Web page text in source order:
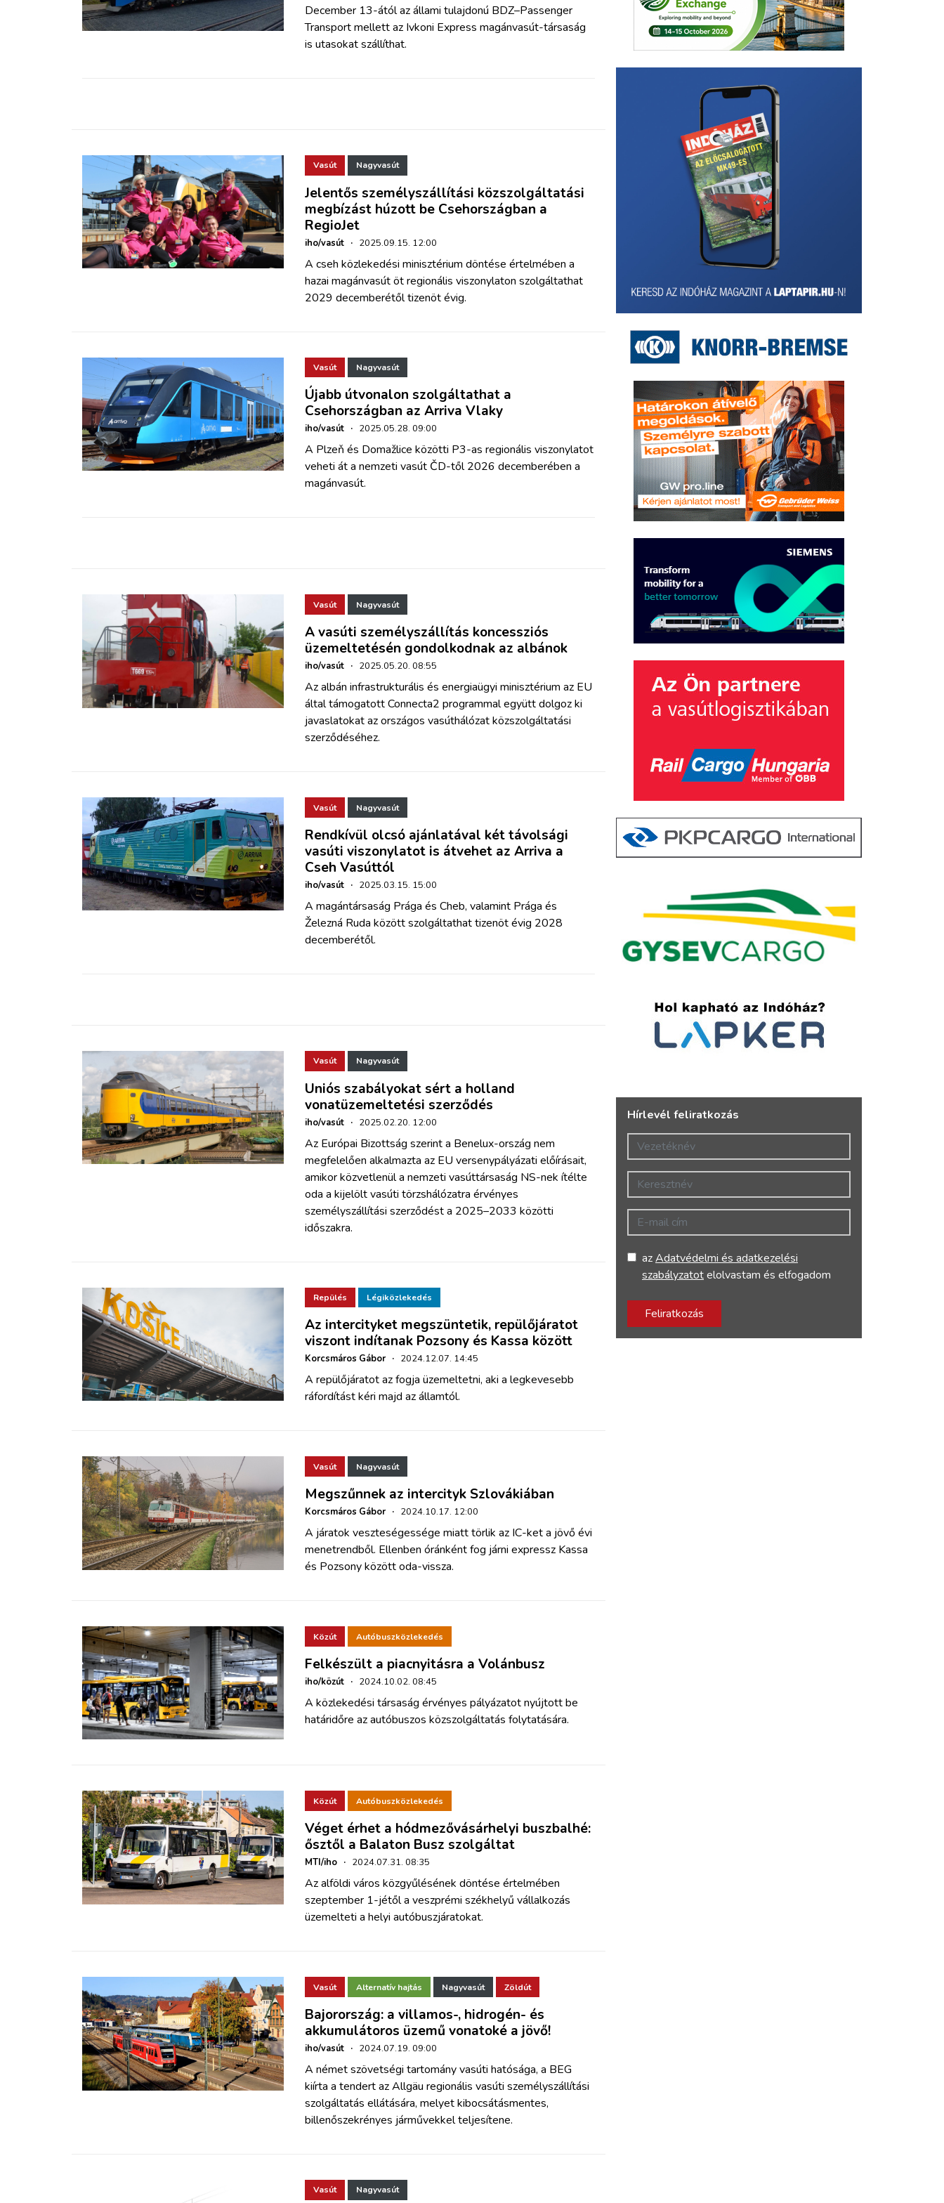
WEBSHOP
BELÉPÉS
REGISZTRÁCIÓ
December 13-ától az állami tulajdonú BDZ–Passenger
Transport mellett az Ivkoni Express magánvasút-társaság
is utasokat szállíthat.
Vasút Nagyvasút
Jelentős személyszállítási közszolgáltatási
megbízást húzott be Csehországban a
RegioJet
iho/vasút · 2025.09.15. 12:00
A cseh közlekedési minisztérium döntése értelmében a
hazai magánvasút öt regionális viszonylaton szolgáltathat
2029 decemberétől tizenöt évig.
Vasút Nagyvasút
Újabb útvonalon szolgáltathat a
Csehországban az Arriva Vlaky
iho/vasút · 2025.05.28. 09:00
A Plzeň és Domažlice közötti P3-as regionális viszonylatot
veheti át a nemzeti vasút ČD-től 2026 decemberében a
magánvasút.
Vasút Nagyvasút
A vasúti személyszállítás koncessziós
üzemeltetésén gondolkodnak az albánok
iho/vasút · 2025.05.20. 08:55
Az albán infrastrukturális és energiaügyi minisztérium az EU
által támogatott Connecta2 programmal együtt dolgoz ki
javaslatokat az országos vasúthálózat közszolgáltatási
szerződéséhez.
Vasút Nagyvasút
Rendkívül olcsó ajánlatával két távolsági
vasúti viszonylatot is átvehet az Arriva a
Cseh Vasúttól
iho/vasút · 2025.03.15. 15:00
A magántársaság Prága és Cheb, valamint Prága és
Železná Ruda között szolgáltathat tizenöt évig 2028
decemberétől.
Vasút Nagyvasút
Uniós szabályokat sért a holland
vonatüzemeltetési szerződés
iho/vasút · 2025.02.20. 12:00
Az Európai Bizottság szerint a Benelux-ország nem
megfelelően alkalmazta az EU versenypályázati előírásait,
amikor közvetlenül a nemzeti vasúttársaság NS-nek ítélte
oda a kijelölt vasúti törzshálózatra érvényes
személyszállítási szerződést a 2025–2033 közötti
időszakra.
Repülés Légiközlekedés
Az intercityket megszüntetik, repülőjáratot
viszont indítanak Pozsony és Kassa között
Korcsmáros Gábor · 2024.12.07. 14:45
A repülőjáratot az fogja üzemeltetni, aki a legkevesebb
ráfordítást kéri majd az államtól.
Vasút Nagyvasút
Megszűnnek az intercityk Szlovákiában
Korcsmáros Gábor · 2024.10.17. 12:00
A járatok veszteségessége miatt törlik az IC-ket a jövő évi
menetrendből. Ellenben óránként fog járni expressz Kassa
és Pozsony között oda-vissza.
Közút Autóbuszközlekedés
Felkészült a piacnyitásra a Volánbusz
iho/közút · 2024.10.02. 08:45
A közlekedési társaság érvényes pályázatot nyújtott be
határidőre az autóbuszos közszolgáltatás folytatására.
Közút Autóbuszközlekedés
Véget érhet a hódmezővásárhelyi buszbalhé:
ősztől a Balaton Busz szolgáltat
MTI/iho · 2024.07.31. 08:35
Az alföldi város közgyűlésének döntése értelmében
szeptember 1-jétől a veszprémi székhelyű vállalkozás
üzemelteti a helyi autóbuszjáratokat.
Vasút Alternatív hajtás Nagyvasút Zöldút
Bajorország: a villamos-, hidrogén- és
akkumulátoros üzemű vonatoké a jövő!
iho/vasút · 2024.07.19. 09:00
A német szövetségi tartomány vasúti hatósága, a BEG
kiírta a tendert az Allgäu regionális vasúti személyszállítási
szolgáltatás ellátására, melyet kibocsátásmentes,
billenőszekrényes járművekkel teljesítene.
Vasút Nagyvasút
Hírlevél feliratkozás
Vezetéknév
Keresztnév
E-mail cím
azAdatvédelmi és adatkezelési
szabályzatotelolvastam és elfogadom
Feliratkozás